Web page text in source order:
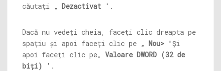
căutați „ Dezactivat '.
Dacă nu vedeți cheia, faceți clic dreapta pe
spațiu și apoi faceți clic pe „ Nou> ”Și
apoi faceți clic pe„ Valoare DWORD (32 de
biți)
'.